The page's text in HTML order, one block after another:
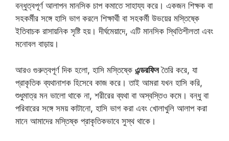
বন্ধুত্বপূর্ণ আলাপন মানসিক চাপ কমাতে সাহায্য করে। একজন শিক্ষক বা
সহকর্মীর সঙ্গে হাসি ভাগ করলে শিক্ষার্থী বা সহকর্মী উভয়ের মস্তিষ্কে
ইতিবাচক রাসায়নিক সৃষ্টি হয়। দীর্ঘমেয়াদে, এটি মানসিক স্থিতিশীলতা এবং
মনোবল বাড়ায়।
আরও গুরুত্বপূর্ণ দিক হলো, হাসি মস্তিষ্কে এন্ডরফিনতৈরি করে, যা
প্রাকৃতিক ব্যথানাশক হিসেবে কাজ করে। তাই আমরা যখন হাসি করি,
শুধুমাত্র মন ভালো থাকে না, শরীরের ব্যথা বা অস্বস্তিও কমে। বন্ধু বা
পরিবারের সঙ্গে সময় কাটানো, হাসি ভাগ করা এবং খোলাখুলি আলাপ করা
মানে আমাদের মস্তিষ্ক প্রাকৃতিকভাবে সুস্থ থাকে।